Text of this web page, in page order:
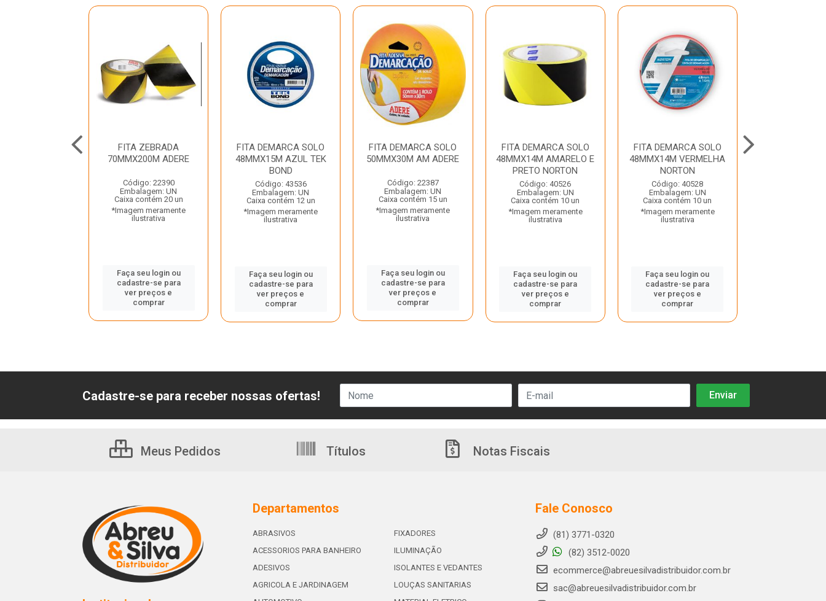
FITA ZEBRADA
70MMX200M ADERE
Código: 22390
Embalagem: UN
Caixa contém 20 un
*Imagem meramente
ilustrativa
Faça seu login ou
cadastre-se para
ver preços e
comprar
FITA DEMARCA SOLO
48MMX15M AZUL TEK
BOND
Código: 43536
Embalagem: UN
Caixa contém 12 un
*Imagem meramente
ilustrativa
Faça seu login ou
cadastre-se para
ver preços e
comprar
FITA DEMARCA SOLO
50MMX30M AM ADERE
Código: 22387
Embalagem: UN
Caixa contém 15 un
*Imagem meramente
ilustrativa
Faça seu login ou
cadastre-se para
ver preços e
comprar
FITA DEMARCA SOLO
48MMX14M AMARELO E
PRETO NORTON
Código: 40526
Embalagem: UN
Caixa contém 10 un
*Imagem meramente
ilustrativa
Faça seu login ou
cadastre-se para
ver preços e
comprar
FITA DEMARCA SOLO
48MMX14M VERMELHA
NORTON
Código: 40528
Embalagem: UN
Caixa contém 10 un
*Imagem meramente
ilustrativa
Faça seu login ou
cadastre-se para
ver preços e
comprar
Cadastre-se para receber nossas ofertas!
Meus Pedidos Títulos Notas Fiscais
Departamentos
ABRASIVOS
ACESSORIOS PARA BANHEIRO
ADESIVOS
AGRICOLA E JARDINAGEM
FIXADORES
ILUMINAÇÃO
ISOLANTES E VEDANTES
LOUÇAS SANITARIAS
Fale Conosco
(81) 3771-0320
(82) 3512-0020
ecommerce@abreuesilvadistribuidor.com.br
sac@abreuesilvadistribuidor.com.br